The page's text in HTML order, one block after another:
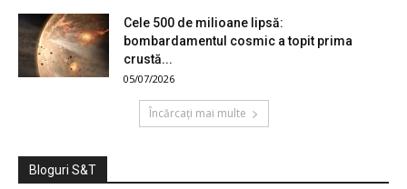
Cele 500 de milioane lipsă:
bombardamentul cosmic a topit prima
crustă...
05/07/2026
Încărcați mai multe
Bloguri S&T